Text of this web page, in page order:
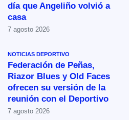
día que Angeliño volvió a
casa
7 agosto 2026
NOTICIAS DEPORTIVO
Federación de Peñas,
Riazor Blues y Old Faces
ofrecen su versión de la
reunión con el Deportivo
7 agosto 2026